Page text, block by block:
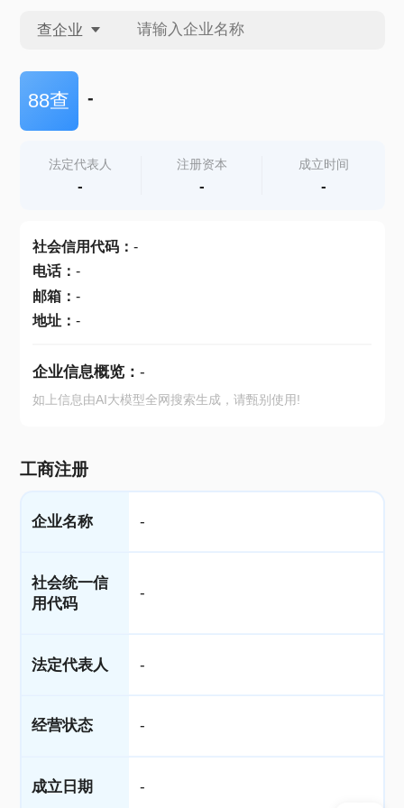
查企业
查企业
查产地
88查 -
法定代表人
-
注册资本
-
成立时间
-
社会信用代码： -
电话： -
邮箱： -
地址： -
企业信息概览： -
如上信息由AI大模型全网搜索生成，请甄别使用!
工商注册
企业名称 -
社会统一信
用代码
-
法定代表人 -
经营状态 -
成立日期 -